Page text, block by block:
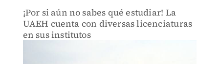
¡Por si aún no sabes qué estudiar! La
UAEH cuenta con diversas licenciaturas
en sus institutos